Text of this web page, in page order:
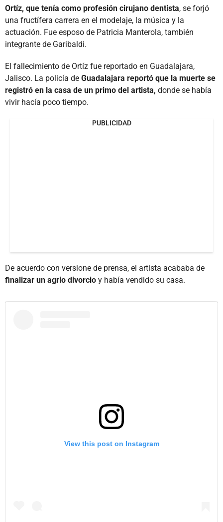
Ortíz, que tenía como profesión cirujano dentista, se forjó
una fructífera carrera en el modelaje, la música y la
actuación. Fue esposo de Patricia Manterola, también
integrante de Garibaldi.
El fallecimiento de Ortíz fue reportado en Guadalajara,
Jalisco. La policía de Guadalajara reportó que la muerte se
registró en la casa de un primo del artista, donde se había
vivir hacía poco tiempo.
PUBLICIDAD
De acuerdo con versione de prensa, el artista acababa de
finalizar un agrio divorcio y había vendido su casa.
View this post on Instagram